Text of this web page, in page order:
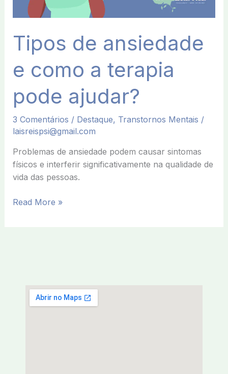
Tipos de ansiedade
e como a terapia
pode ajudar?
3 Comentários / Destaque, Transtornos Mentais /
laisreispsi@gmail.com
Problemas de ansiedade podem causar sintomas
físicos e interferir significativamente na qualidade de
vida das pessoas.
Read More »